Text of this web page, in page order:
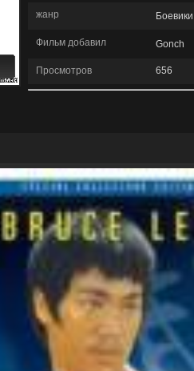
жанр Боевики
Фильм добавил Gonch
Просмотров 656
Смотреть онлайн: Храброе